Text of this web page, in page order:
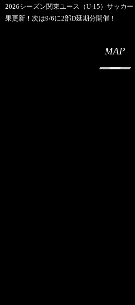
2026シーズン関東ユース（U-15）サッカ
果更新！次は9/6に2部D延期分開催！
MAP